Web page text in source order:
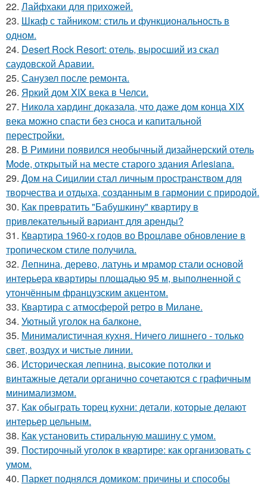
22. Лайфхаки для прихожей.
23. Шкаф с тайником: стиль и функциональность в
одном.
24. Desert Rock Resort: отель, выросший из скал
саудовской Аравии.
25. Санузел после ремонта.
26. Яркий дом XIX века в Челси.
27. Никола хардинг доказала, что даже дом конца XIX
века можно спасти без сноса и капитальной
перестройки.
28. В Римини появился необычный дизайнерский отель
Mode, открытый на месте старого здания Arlesiana.
29. Дом на Сицилии стал личным пространством для
творчества и отдыха, созданным в гармонии с природой.
30. Как превратить "Бабушкину" квартиру в
привлекательный вариант для аренды?
31. Квартира 1960-х годов во Вроцлаве обновление в
тропическом стиле получила.
32. Лепнина, дерево, латунь и мрамор стали основой
интерьера квартиры площадью 95 м, выполненной с
утончённым французским акцентом.
33. Квартира с атмосферой ретро в Милане.
34. Уютный уголок на балконе.
35. Минималистичная кухня. Ничего лишнего - только
свет, воздух и чистые линии.
36. Историческая лепнина, высокие потолки и
винтажные детали органично сочетаются с графичным
минимализмом.
37. Как обыграть торец кухни: детали, которые делают
интерьер цельным.
38. Как установить стиральную машину с умом.
39. Постирочный уголок в квартире: как организовать с
умом.
40. Паркет поднялся домиком: причины и способы